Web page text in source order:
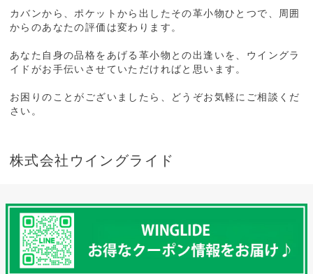
カバンから、ポケットから出したその革小物ひとつで、周囲
からのあなたの評価は変わります。
あなた自身の品格をあげる革小物との出逢いを、ウイングラ
イドがお手伝いさせていただければと思います。
お困りのことがございましたら、どうぞお気軽にご相談くだ
さい。
株式会社ウイングライド